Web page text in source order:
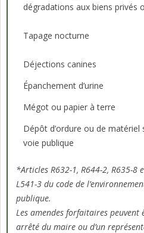
dégradations aux biens privés
Tapage nocturne
Déjections canines
Épanchement d’urine
Mégot ou papier à terre
Dépôt d’ordure ou de matériel
voie publique
*Articles R632-1, R644-2, R635-8
L541-3 du code de
publique.
Les amendes forfaitaires
arrêté du maire ou d’un